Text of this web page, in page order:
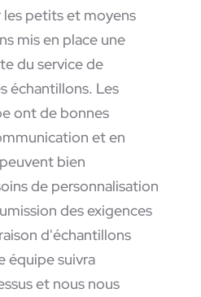
petits et moyens
mis en place une
du service de
échantillons. Les
ont de bonnes
et en
bien
de personnalisation
des exigences
d'échantillons
équipe suivra
et nous nous